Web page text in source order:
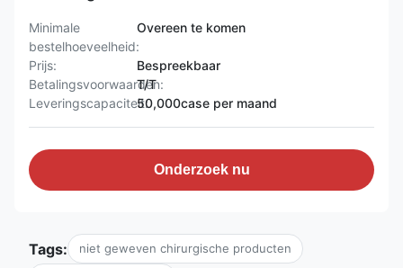
Minimale
bestelhoeveelheid:
Overeen te komen
Prijs:
Bespreekbaar
Betalingsvoorwaarden:
T/T
Leveringscapaciteit:50,000case per maand
Onderzoek nu
Tags: niet geweven chirurgische producten